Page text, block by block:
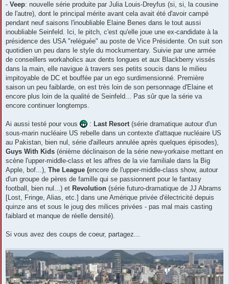
- Veep: nouvelle série produite par Julia Louis-Dreyfus (si, si, la cousine
de l'autre), dont le principal mérite avant cela avait été d'avoir campé
pendant neuf saisons l'inoubliable Elaine Benes dans le tout aussi
inoubliable Seinfeld. Ici, le pitch, c'est qu'elle joue une ex-candidate à la
présidence des USA "reléguée" au poste de Vice Présidente. On suit son
quotidien un peu dans le style du mockumentary. Suivie par une armée
de conseillers workaholics aux dents longues et aux Blackberry vissés
dans la main, elle navigue à travers ses petits soucis dans le milieu
impitoyable de DC et bouffée par un ego surdimensionné. Première
saison un peu faiblarde, on est très loin de son personnage d'Elaine et
encore plus loin de la qualité de Seinfeld... Pas sûr que la série va
encore continuer longtemps.
Ai aussi testé pour vous : Last Resort (série dramatique autour d'un
sous-marin nucléaire US rebelle dans un contexte d'attaque nucléaire US
au Pakistan, bien nul, série d'ailleurs annulée après quelques épisodes),
Guys With Kids (énième déclinaison de la série new-yorkaise mettant en
scène l'upper-middle-class et les affres de la vie familiale dans la Big
Apple, bof...), The League (encore de l'upper-middle-class show, autour
d'un groupe de pères de famille qui se passionnent pour le fantasy
football, bien nul...) et Revolution (série futuro-dramatique de JJ Abrams
[Lost, Fringe, Alias, etc.] dans une Amérique privée d'électricité depuis
quinze ans et sous le joug des milices privées - pas mal mais casting
faiblard et manque de réelle densité).
Si vous avez des coups de coeur, partagez...